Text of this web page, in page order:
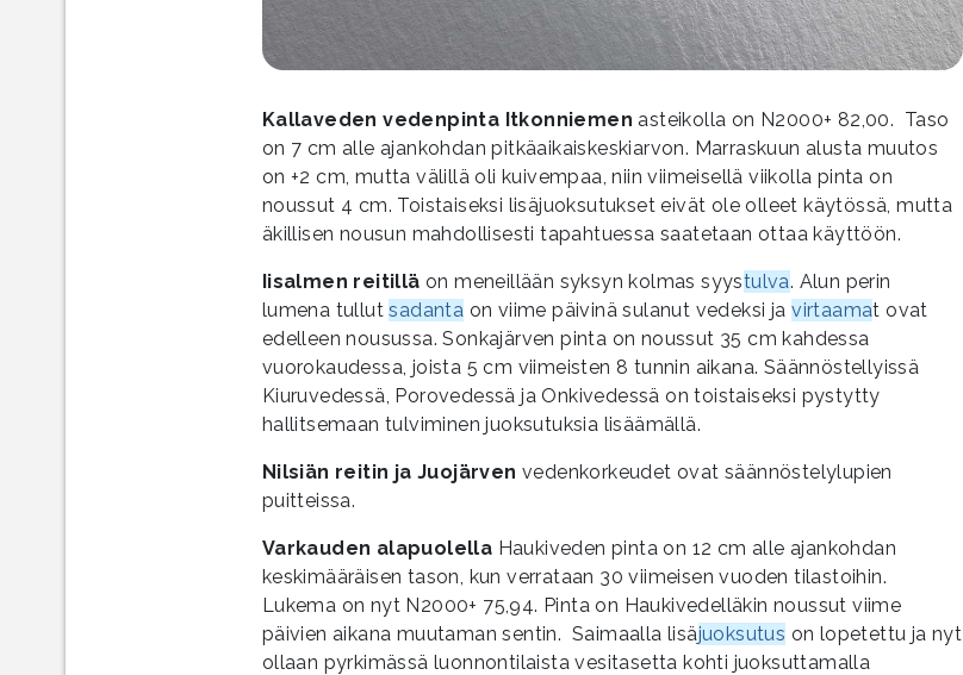
Kallaveden vedenpinta Itkonniemen asteikolla on N2000+ 82,00. Taso
on 7 cm alle ajankohdan pitkäaikaiskeskiarvon. Marraskuun alusta muutos
on +2 cm, mutta välillä oli kuivempaa, niin viimeisellä viikolla pinta on
noussut 4 cm. Toistaiseksi lisäjuoksutukset eivät ole olleet käytössä, mutta
äkillisen nousun mahdollisesti tapahtuessa saatetaan ottaa käyttöön.
Iisalmen reitillä on meneillään syksyn kolmas syystulva. Alun perin
lumena tullutsadanta on viime päivinä sulanut vedeksi javirtaamat ovat
edelleen nousussa. Sonkajärven pinta on noussut 35 cm kahdessa
vuorokaudessa, joista 5 cm viimeisten 8 tunnin aikana. Säännöstellyissä
Kiuruvedessä, Porovedessä ja Onkivedessä on toistaiseksi pystytty
hallitsemaan tulviminen juoksutuksia lisäämällä.
Nilsiän reitin ja Juojärven vedenkorkeudet ovat säännöstelylupien
puitteissa.
Varkauden alapuolella Haukiveden pinta on 12 cm alle ajankohdan
keskimääräisen tason, kun verrataan 30 viimeisen vuoden tilastoihin.
Lukema on nyt N2000+ 75,94. Pinta on Haukivedelläkin noussut viime
päivien aikana muutaman sentin. Saimaalla lisäjuoksutus on lopetettu ja nyt
ollaan pyrkimässä luonnontilaista vesitasetta kohti juoksuttamalla